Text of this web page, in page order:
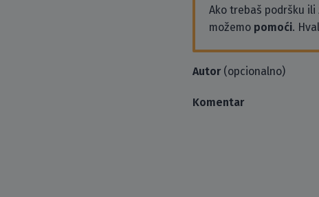
Ako trebaš podršku
možemo pomoći.
Autor(opcionalno)
Komentar